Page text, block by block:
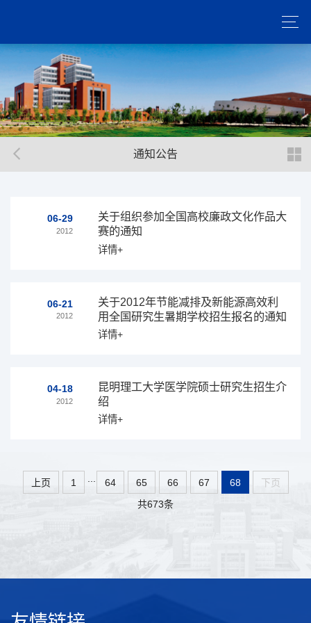
通知公告
06-29
2012
关于组织参加全国高校廉政文化作品大
赛的通知
详情+
06-21
2012
关于2012年节能减排及新能源高效利
用全国研究生暑期学校招生报名的通知
详情+
04-18
2012
昆明理工大学医学院硕士研究生招生介
绍
详情+
上页 1 64 65 66 67 68
下页
共673条